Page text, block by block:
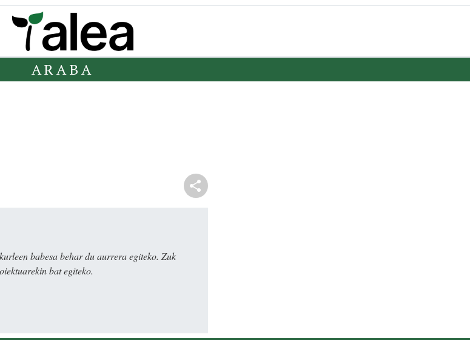
ARABA
babesa behar du aurrera egiteko. Zuk
bat egiteko.